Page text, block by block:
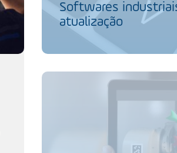
Softwares
atualização